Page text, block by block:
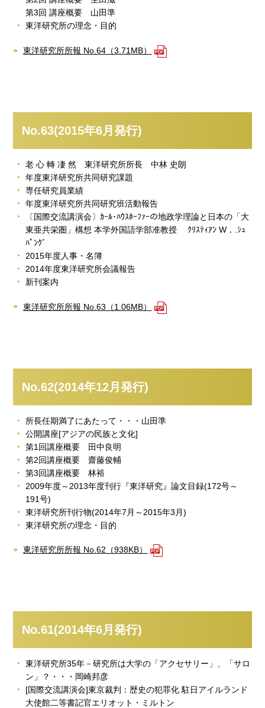
第3回 講座概要 山田準
東洋研究所の理念・目的
東洋研究所所報 No.64（3.71MB）
No.63(2015年6月発行)
老 心 轉 凄 然 東洋研究所所長 中林 史朗
年度東洋研究所共同研究課題
専任研究員業績
年度東洋研究所共同研究班活動報告
〔国際交流講演会〕ｶｰﾙ･ﾊｳｽﾎｰﾌｧｰの地政学理論と日本の「大
東亜共栄圏」構想 本学外国語学部准教授 ｸﾘｽﾃｨｱﾝ W．.ｼｭ
ﾊﾟﾝｸﾞ
2015年度人事・名簿
2014年度東洋研究所会議報告
新刊案内
東洋研究所所報 No.63（1.06MB）
No.62(2014年12月発行)
所長任期満了にあたって・・・山田準
公開講座[アジアの民族と文化]
第1回講座概要 田中良明
第2回講座概要 齋藤俊輔
第3回講座概要 林裕
2009年度～2013年度刊行『東洋研究』論文目録(172号～
191号)
東洋研究所刊行物(2014年7月～2015年3月)
東洋研究所の理念・目的
東洋研究所所報 No.62（938KB）
No.61(2014年6月発行)
東洋研究所35年－研究所は大学の「アクセサリー」、「サロ
ン」？・・・岡崎邦彦
[国際交流講演会]東京裁判：歴史の犯罪化 駐日アイルランド
大使館二等書記官エリオット・ミルトン